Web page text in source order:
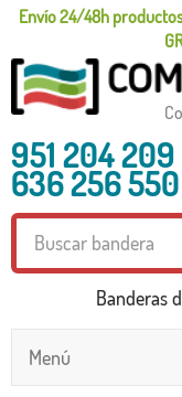
Envío 24/48h
951 204 209
636 256 550
Banderas
Menú